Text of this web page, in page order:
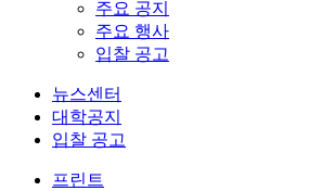
주요 공지
주요 행사
입찰 공고
뉴스센터
대학공지
입찰 공고
프린트